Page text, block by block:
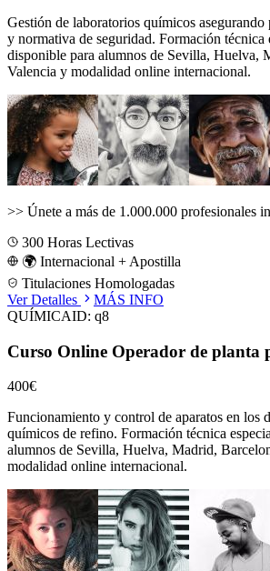
Gestión de laboratorios químicos asegurando
y normativa de seguridad. Formación técnica
disponible para alumnos de Sevilla, Huelva,
Valencia y modalidad online internacional.
>> Únete a más de 1.000.000 profesionales
300 Horas Lectivas
🌍 Internacional + Apostilla
Titulaciones Homologadas
Ver Detalles
MÁS INFO
QUÍMICAID: q8
Curso Online Operador de planta
400€
Funcionamiento y control de aparatos en los
químicos de refino. Formación técnica
alumnos de Sevilla, Huelva, Madrid,
modalidad online internacional.